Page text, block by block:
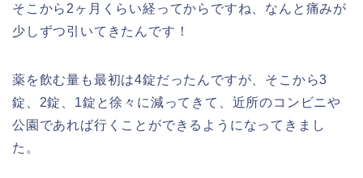
そこから2ヶ月くらい経ってからですね、なんと痛みが
少しずつ引いてきたんです！
薬を飲む量も最初は4錠だったんですが、そこから3
錠、2錠、1錠と徐々に減ってきて、近所のコンビニや
公園であれば行くことができるようになってきまし
た。